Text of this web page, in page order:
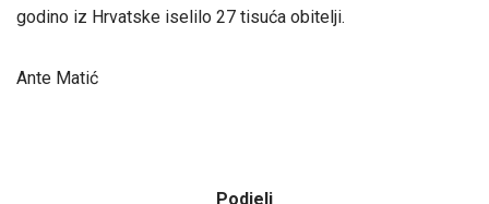
godino iz Hrvatske iselilo 27 tisuća obitelji.
Ante Matić
Podjeli